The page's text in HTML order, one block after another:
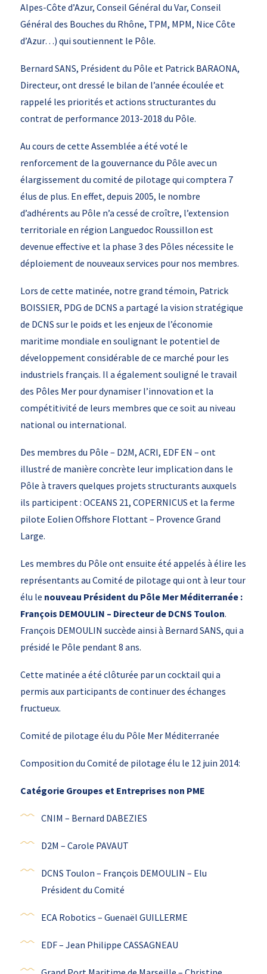
Alpes-Côte d’Azur, Conseil Général du Var, Conseil
Général des Bouches du Rhône, TPM, MPM, Nice Côte
d’Azur…) qui soutiennent le Pôle.
Bernard SANS, Président du Pôle et Patrick BARAONA,
Directeur, ont dressé le bilan de l’année écoulée et
rappelé les priorités et actions structurantes du
contrat de performance 2013-2018 du Pôle.
Au cours de cette Assemblée a été voté le
renforcement de la gouvernance du Pôle avec un
élargissement du comité de pilotage qui comptera 7
élus de plus. En effet, depuis 2005, le nombre
d’adhérents au Pôle n’a cessé de croître, l’extension
territoriale en région Languedoc Roussillon est
devenue effective et la phase 3 des Pôles nécessite le
déploiement de nouveaux services pour nos membres.
Lors de cette matinée, notre grand témoin, Patrick
BOISSIER, PDG de DCNS a partagé la vision stratégique
de DCNS sur le poids et les enjeux de l’économie
maritime mondiale en soulignant le potentiel de
développement considérable de ce marché pour les
industriels français. Il a également souligné le travail
des Pôles Mer pour dynamiser l’innovation et la
compétitivité de leurs membres que ce soit au niveau
national ou international.
Des membres du Pôle – D2M, ACRI, EDF EN – ont
illustré de manière concrète leur implication dans le
Pôle à travers quelques projets structurants auxquels
ils participent : OCEANS 21, COPERNICUS et la ferme
pilote Eolien Offshore Flottant – Provence Grand
Large.
Les membres du Pôle ont ensuite été appelés à élire les
représentants au Comité de pilotage qui ont à leur tour
élu le nouveau Président du Pôle Mer Méditerranée :
François DEMOULIN – Directeur de DCNS Toulon.
François DEMOULIN succède ainsi à Bernard SANS, qui a
présidé le Pôle pendant 8 ans.
Cette matinée a été clôturée par un cocktail qui a
permis aux participants de continuer des échanges
fructueux.
Comité de pilotage élu du Pôle Mer Méditerranée
Composition du Comité de pilotage élu le 12 juin 2014:
Catégorie Groupes et Entreprises non PME
CNIM – Bernard DABEZIES
D2M – Carole PAVAUT
DCNS Toulon – François DEMOULIN – Elu
Président du Comité
ECA Robotics – Guenaël GUILLERME
EDF – Jean Philippe CASSAGNEAU